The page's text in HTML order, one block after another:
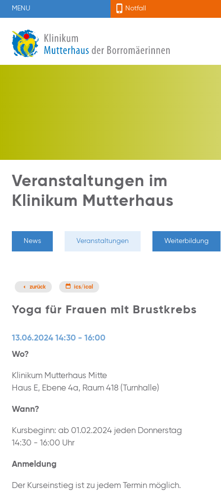
MENU Notfall
Veranstaltungen im
Klinikum Mutterhaus
News Veranstaltungen Weiterbildung
Yoga für Frauen mit Brustkrebs
13.06.2024 14:30 - 16:00
Wo?
Klinikum Mutterhaus Mitte
Haus E, Ebene 4a, Raum 418 (Turnhalle)
Wann?
Kursbeginn: ab 01.02.2024 jeden Donnerstag
14:30 - 16:00 Uhr
Anmeldung
Der Kurseinstieg ist zu jedem Termin möglich.
zurück ics/ical